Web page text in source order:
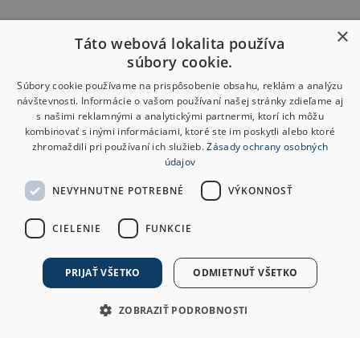
×
Táto webová lokalita používa
súbory cookie.
Súbory cookie používame na prispôsobenie obsahu, reklám a analýzu
návštevnosti. Informácie o vašom používaní našej stránky zdieľame aj
s našimi reklamnými a analytickými partnermi, ktorí ich môžu
kombinovať s inými informáciami, ktoré ste im poskytli alebo ktoré
zhromaždili pri používaní ich služieb.Zásady ochrany osobných
údajov
NEVYHNUTNE POTREBNÉ VÝKONNOSŤ
CIELENIE FUNKCIE
PRIJAŤ VŠETKO ODMIETNUŤ VŠETKO
ZOBRAZIŤ PODROBNOSTI